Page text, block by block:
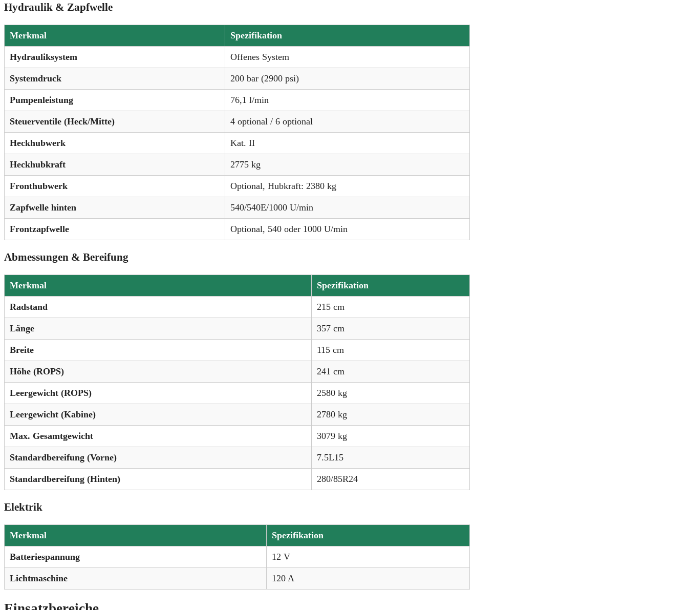
Hydraulik & Zapfwelle
Merkmal Spezifikation
Hydrauliksystem Offenes System
Systemdruck 200 bar (2900 psi)
Pumpenleistung 76,1 l/min
Steuerventile (Heck/Mitte) 4 optional / 6 optional
Heckhubwerk Kat. II
Heckhubkraft 2775 kg
Fronthubwerk Optional, Hubkraft: 2380 kg
Zapfwelle hinten 540/540E/1000 U/min
Frontzapfwelle Optional, 540 oder 1000 U/min
Abmessungen & Bereifung
Merkmal Spezifikation
Radstand 215 cm
Länge 357 cm
Breite 115 cm
Höhe (ROPS) 241 cm
Leergewicht (ROPS) 2580 kg
Leergewicht (Kabine) 2780 kg
Max. Gesamtgewicht 3079 kg
Standardbereifung (Vorne) 7.5L15
Standardbereifung (Hinten) 280/85R24
Elektrik
Merkmal Spezifikation
Batteriespannung 12 V
Lichtmaschine 120 A